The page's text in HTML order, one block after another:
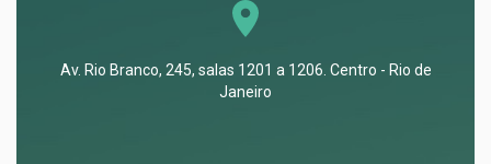
Av. Rio Branco, 245, salas 1201 a 1206. Centro - Rio de
Janeiro